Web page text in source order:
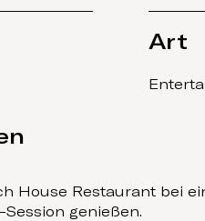
Art
House Restaurant bei
genießen.